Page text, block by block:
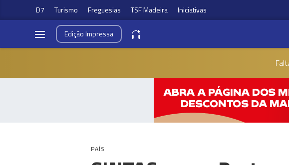
D7 Turismo Freguesias TSF Madeira Iniciativas
EdiçãoImpressa
PAÍS